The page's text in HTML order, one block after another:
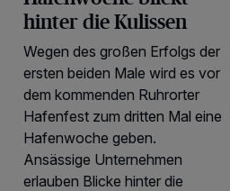
hinter die Kulissen
Wegen des großen Erfolgs der
ersten beiden Male wird es vor
dem kommenden Ruhrorter
Hafenfest zum dritten Mal eine
Hafenwoche geben.
Ansässige Unternehmen
erlauben Blicke hinter die